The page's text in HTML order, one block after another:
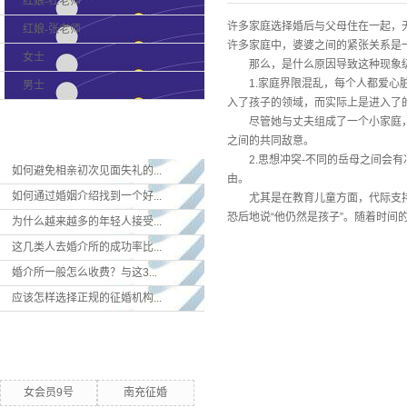
红娘-张老师
女士
男士
如何避免相亲初次见面失礼的...
如何通过婚姻介绍找到一个好...
为什么越来越多的年轻人接受...
这几类人去婚介所的成功率比...
婚介所一般怎么收费？与这3...
应该怎样选择正规的征婚机构...
女会员9号 南充征婚
许多家庭选择婚后与父母住在一起
许多家庭中，婆婆之间的紧张关系是
那么，是什么原因导致这种现象
1.家庭界限混乱，每个人都爱心脏
入了孩子的领域，而实际上是进入
尽管她与丈夫组成了一个小家庭，
之间的共同敌意。
2.思想冲突-不同的岳母之间会有
由。
尤其是在教育儿童方面，代际支持
恐后地说“他仍然是孩子”。随着时间